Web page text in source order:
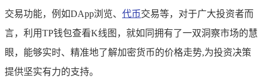
交易功能，例如DApp浏览、 代币交易等，对于广大投资者而
言，利用TP钱包查看K线图，就如同拥有了一双洞察市场的慧
眼，能够实时、精准地了解加密货币的价格走势,为投资决策
提供坚实有力的支持。